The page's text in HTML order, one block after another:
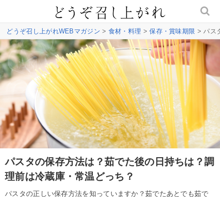
どうぞ召し上がれWEBマガジン > 食材・料理 >保存・賞味期限 > パス
パスタの保存方法は？茹でた後の日持ちは？調
理前は冷蔵庫・常温どっち？
パスタの正しい保存方法を知っていますか？茹でたあとでも茹で